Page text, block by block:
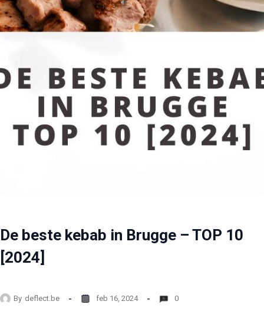
De beste kebab in Brugge – TOP 10
[2024]
By deflect.be feb 16, 2024 0